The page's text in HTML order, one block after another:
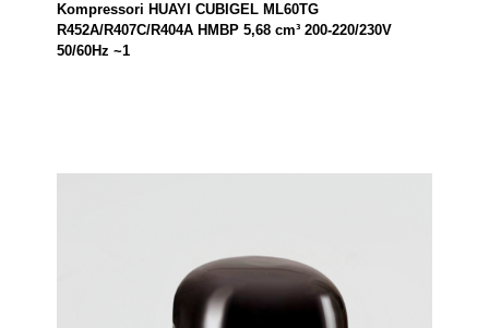
Kompressori HUAYI CUBIGEL ML60TG
R452A/R407C/R404A HMBP 5,68 cm³ 200-220/230V
50/60Hz ~1